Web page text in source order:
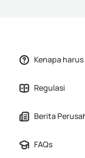
Kenapa
Regulasi
Berita
FAQs